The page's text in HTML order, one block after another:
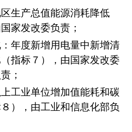
生产总值能源消耗降低
家发改委负责；
年度新增用电量中新增清
指标７），由国家发改委
；
工业单位增加值能耗和碳
），由工业和信息化部负